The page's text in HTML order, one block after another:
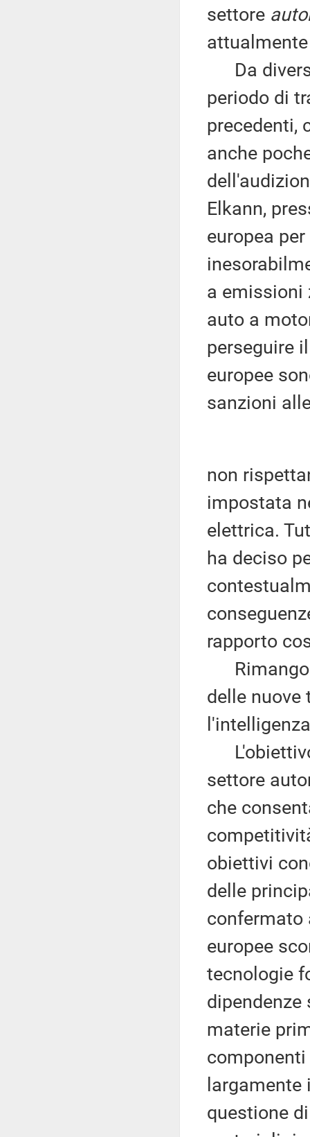
settore
Da
periodo di
precedenti,
anche
Elkann,
europea per
a emissioni
auto a
perseguire
europee
sanzioni
non
impostata
elettrica.
ha deciso
rapporto
delle nuove
settore
che
obiettivi
delle
confermato
europee
tecnologie
materie
questione